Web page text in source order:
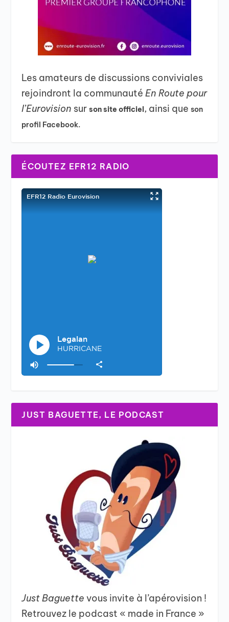
Les amateurs de discussions conviviales
rejoindront la communautéEn Route pour
l’Eurovision surson site officiel, ainsi queson
profil Facebook.
ÉCOUTEZ EFR12 RADIO
JUST BAGUETTE, LE PODCAST
Just Baguettevous invite à l’apérovision !
Retrouvez le podcast « made in France »